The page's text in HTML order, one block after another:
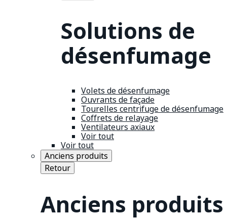
Solutions de
désenfumage
Volets de désenfumage
Ouvrants de façade
Tourelles centrifuge de désenfumage
Coffrets de relayage
Ventilateurs axiaux
Voir tout
Voir tout
Anciens produits
Retour
Anciens produits